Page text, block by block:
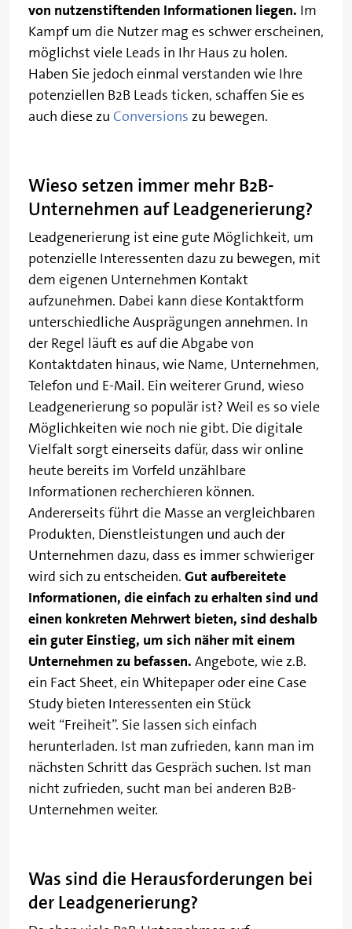
von nutzenstiftenden Informationen liegen. Im
Kampf um die Nutzer mag es schwer erscheinen,
möglichst viele Leads in Ihr Haus zu holen.
Haben Sie jedoch einmal verstanden wie Ihre
potenziellen B2B Leads ticken, schaffen Sie es
auch diese zu Conversions zu bewegen.
Wieso setzen immer mehr B2B-
Unternehmen auf Leadgenerierung?
Leadgenerierung ist eine gute Möglichkeit, um
potenzielle Interessenten dazu zu bewegen, mit
dem eigenen Unternehmen Kontakt
aufzunehmen. Dabei kann diese Kontaktform
unterschiedliche Ausprägungen annehmen. In
der Regel läuft es auf die Abgabe von
Kontaktdaten hinaus, wie Name, Unternehmen,
Telefon und E-Mail. Ein weiterer Grund, wieso
Leadgenerierung so populär ist? Weil es so viele
Möglichkeiten wie noch nie gibt. Die digitale
Vielfalt sorgt einerseits dafür, dass wir online
heute bereits im Vorfeld unzählbare
Informationen recherchieren können.
Andererseits führt die Masse an vergleichbaren
Produkten, Dienstleistungen und auch der
Unternehmen dazu, dass es immer schwieriger
wird sich zu entscheiden. Gut aufbereitete
Informationen, die einfach zu erhalten sind und
einen konkreten Mehrwert bieten, sind deshalb
ein guter Einstieg, um sich näher mit einem
Unternehmen zu befassen. Angebote, wie z.B.
ein Fact Sheet, ein Whitepaper oder eine Case
Study bieten Interessenten ein Stück
weit “Freiheit”. Sie lassen sich einfach
herunterladen. Ist man zufrieden, kann man im
nächsten Schritt das Gespräch suchen. Ist man
nicht zufrieden, sucht man bei anderen B2B-
Unternehmen weiter.
Was sind die Herausforderungen bei
der Leadgenerierung?